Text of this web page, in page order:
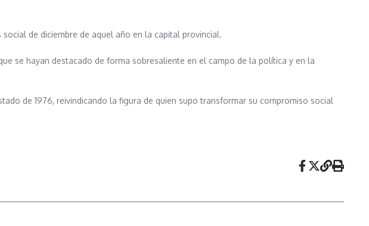
de diciembre de aquel año en la capital provincial.
se hayan destacado de forma sobresaliente en el campo de la política y en la
de 1976, reivindicando la figura de quien supo transformar su compromiso social